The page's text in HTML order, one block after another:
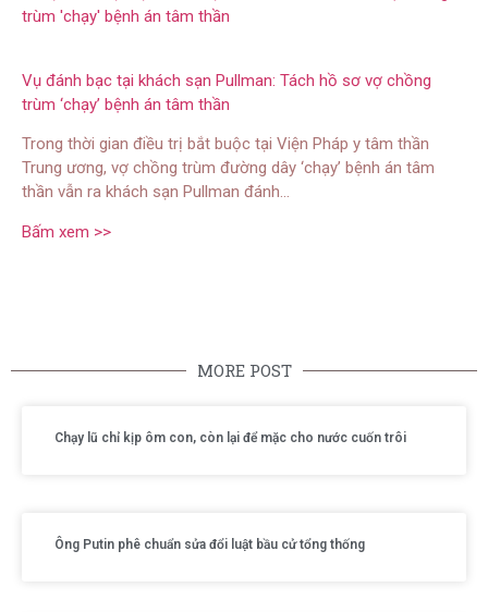
Vụ đánh bạc tại khách sạn Pullman: Tách hồ sơ vợ chồng
trùm ‘chạy’ bệnh án tâm thần
Trong thời gian điều trị bắt buộc tại Viện Pháp y tâm thần
Trung ương, vợ chồng trùm đường dây ‘chạy’ bệnh án tâm
thần vẫn ra khách sạn Pullman đánh…
Bấm xem >>
MORE POST
Chạy lũ chỉ kịp ôm con, còn lại để mặc cho nước cuốn trôi
Ông Putin phê chuẩn sửa đổi luật bầu cử tổng thống